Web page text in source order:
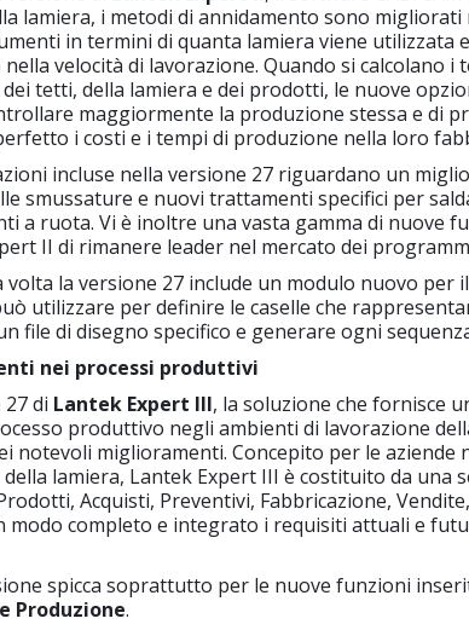
lamiera, i metodi di annidamento sono migliorati
in termini di quanta lamiera viene utilizzata
velocità di lavorazione. Quando si calcolano i
tetti, della lamiera e dei prodotti, le nuove
maggiormente la produzione stessa e di
i costi e i tempi di produzione nella loro
incluse nella versione 27 riguardano un
smussature e nuovi trattamenti specifici per
a ruota. Vi è inoltre una vasta gamma di nuove
II di rimanere leader nel mercato dei
volta la versione 27 include un modulo nuovo per
utilizzare per definire le caselle che
file di disegno specifico e generare ogni
nei processi produttivi
di Lantek Expert III, la soluzione che fornisce
produttivo negli ambienti di lavorazione
notevoli miglioramenti. Concepito per le aziende
lamiera, Lantek Expert III è costituito da una
Acquisti, Preventivi, Fabbricazione,
modo completo e integrato i requisiti attuali e
spicca soprattutto per le nuove funzioni
Produzione.